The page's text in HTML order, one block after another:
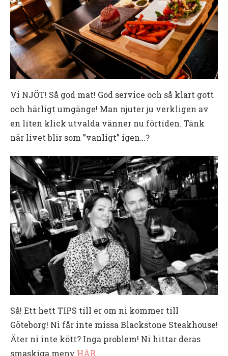
Vi NJÖT! Så god mat! God service och så klart gott
och härligt umgänge! Man njuter ju verkligen av
en liten klick utvalda vänner nu förtiden. Tänk
när livet blir som ”vanligt” igen…?
Så! Ett hett TIPS till er om ni kommer till
Göteborg! Ni får inte missa Blackstone Steakhouse!
Äter ni inte kött? Inga problem! Ni hittar deras
smaskiga meny HÄR